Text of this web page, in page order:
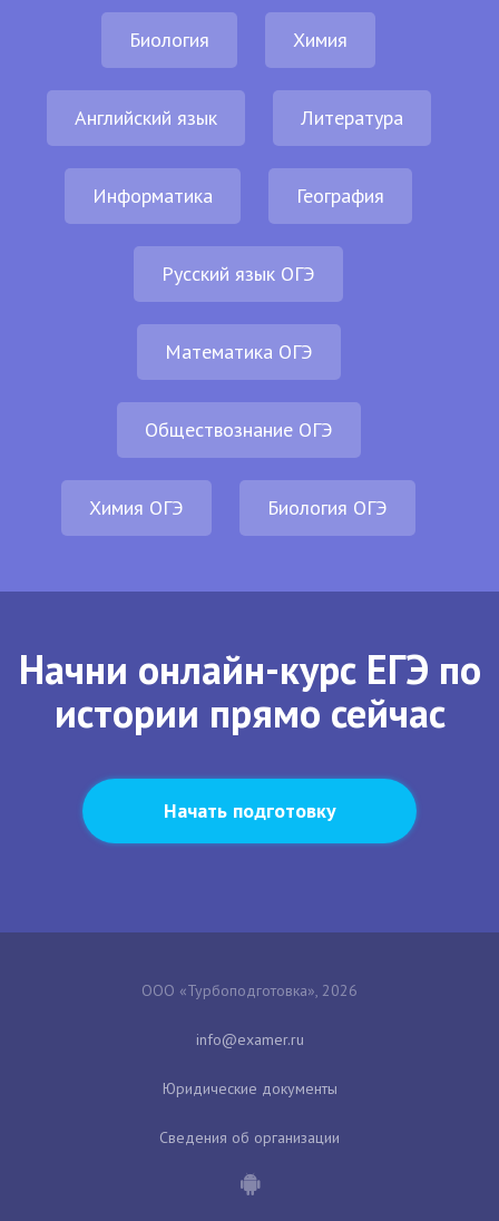
Биология Химия
Английский язык Литература
Информатика География
Русский язык ОГЭ
Математика ОГЭ
Обществознание ОГЭ
Химия ОГЭ Биология ОГЭ
Начни онлайн-курс ЕГЭ по
истории прямо сейчас
Начать подготовку
ООО «Турбоподготовка», 2026
Юридические документы
Сведения об организации